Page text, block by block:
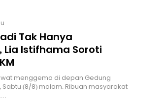
Tak Hanya
Lia Istifhama Soroti
menggema di depan Gedung
(8/8) malam. Ribuan masyarakat